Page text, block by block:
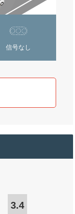
信号なし
3.4